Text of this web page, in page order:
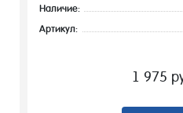
Наличие:
Артикул:
1 975